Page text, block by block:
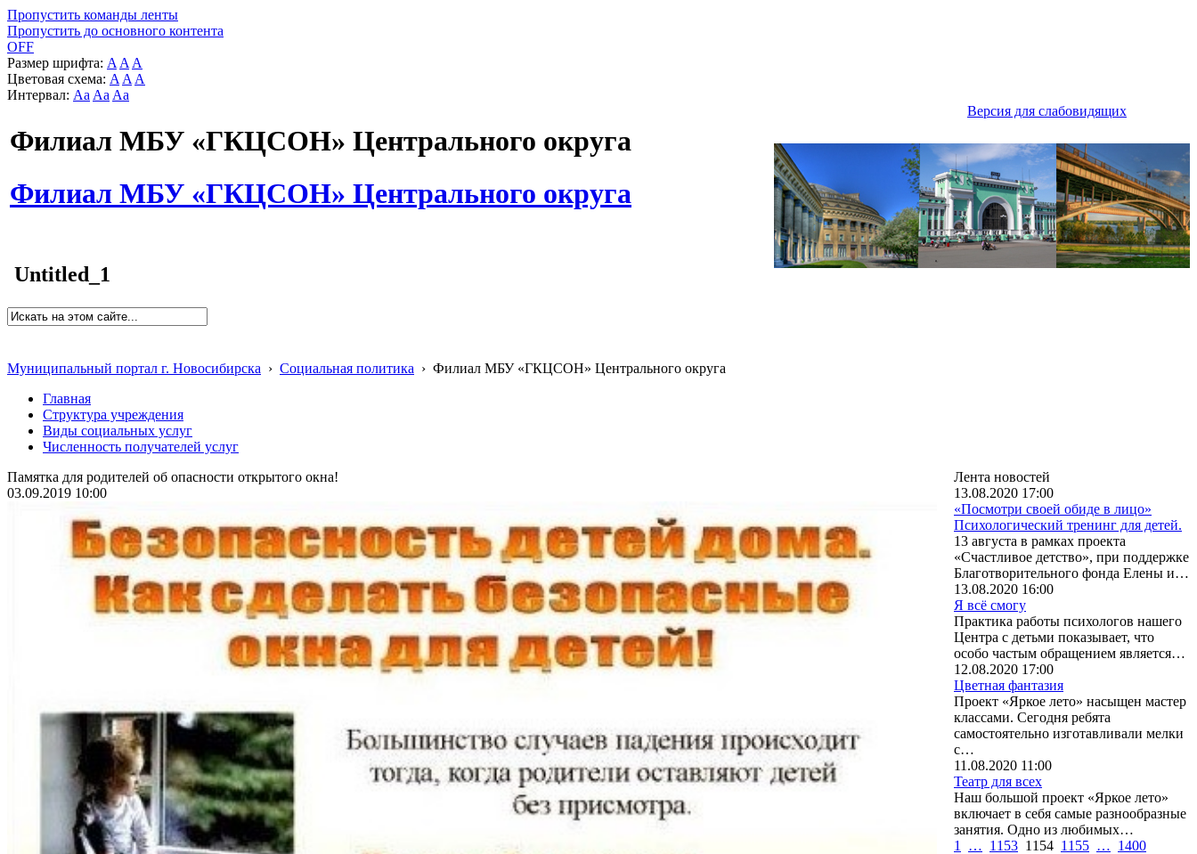
Пропустить команды ленты
Пропустить до основного контента
OFF
Размер шрифта: A A A
Цветовая схема: A A A
Интервал: Aa Aa Aa
Версия для слабовидящих
Филиал МБУ «ГКЦСОН» Центрального округа
Филиал МБУ «ГКЦСОН» Центрального округа
Untitled_1
Муниципальный портал г. Новосибирска › Социальная политика › Филиал МБУ «ГКЦСОН» Центрального округа
Главная
Структура учреждения
Виды социальных услуг
Численность получателей услуг
Памятка для родителей об опасности открытого окна!
03.09.2019 10:00
Лента новостей
13.08.2020 17:00
«Посмотри своей обиде в лицо»
Психологический тренинг для детей.
13 августа в рамках проекта
«Счастливое детство», при поддержке
Благотворительного фонда Елены и…
13.08.2020 16:00
Я всё смогу
Практика работы психологов нашего
Центра с детьми показывает, что
особо частым обращением является…
12.08.2020 17:00
Цветная фантазия
Проект «Яркое лето» насыщен мастер
классами. Сегодня ребята
самостоятельно изготавливали мелки
с…
11.08.2020 11:00
Театр для всех
Наш большой проект «Яркое лето»
включает в себя самые разнообразные
занятия. Одно из любимых…
1
… 1153 1154 1155 … 1400